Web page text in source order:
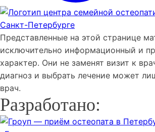
Представленные на этой странице
исключительно информационный и
характер. Они не заменят визит к
диагноз и выбрать лечение может
врач.
Разработано: